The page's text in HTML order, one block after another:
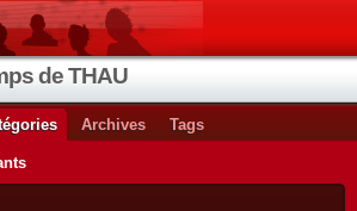
de THAU
Archives Tags